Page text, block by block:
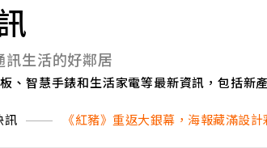
生活的好鄰居
、智慧手錶和生活家電等最新資訊，包括新
訊 《紅豬》重返大銀幕，海報藏滿設